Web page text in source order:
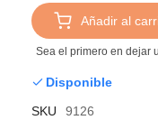
Añadir al
Sea el primero en dejar
Disponible
SKU
9126